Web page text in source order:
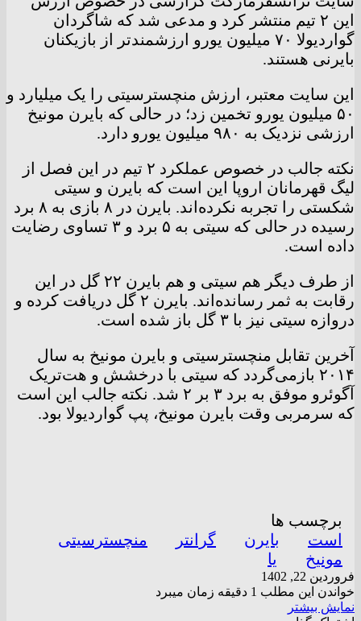
این ۲ تیم منتشر کرد و مدعی شد که شاگردان
گواردیولا ۷۰ میلیون یورو ارزشمند‌تر از بازیکنان
بایرنی هستند.
این سایت معتبر، ارزش منچسترسیتی را یک میلیارد و
۵۰ میلیون یورو تخمین زد؛ در حالی که بایرن مونیخ
ارزشی نزدیک به ۹۸۰ میلیون یورو دارد.
نکته جالب در خصوص عملکرد ۲ تیم در این فصل از
لیگ قهرمانان اروپا این است که بایرن و سیتی
شکستی را تجربه نکرده‌اند. بایرن در ۸ بازی به ۸ برد
رسیده در حالی که سیتی به ۵ برد و ۳ تساوی رضایت
داده است.
از طرف دیگر هم سیتی و هم بایرن ۲۲ گل در این
رقابت به ثمر رسانده‌اند. بایرن ۲ گل دریافت کرده و
دروازه سیتی نیز با ۳ گل باز شده است.
آخرین تقابل منچسترسیتی و بایرن مونیخ به سال
۲۰۱۴ بازمی‌گردد که سیتی با درخشش و هت‌تریک
آگوئرو موفق به برد ۳ بر ۲ شد. نکته جالب این است
که سرمربی وقت بایرن مونیخ، پپ گواردیولا بود.
برچسب ها
است
بایرن گرانتر
منچسترسیتی
مونیخ
یا
فروردین 22, 1402
خواندن این مطلب 1 دقیقه زمان میبرد
نمایش بیشتر